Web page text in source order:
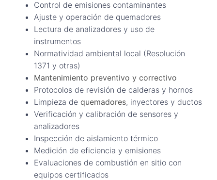
Control de emisiones contaminantes
Ajuste y operación de quemadores
Lectura de analizadores y uso de
instrumentos
Normatividad ambiental local (Resolución
1371 y otras)
Mantenimiento preventivo y correctivo
Protocolos de revisión de calderas y hornos
Limpieza de quemadores, inyectores y ductos
Verificación y calibración de sensores y
analizadores
Inspección de aislamiento térmico
Medición de eficiencia y emisiones
Evaluaciones de combustión en sitio con
equipos certificados